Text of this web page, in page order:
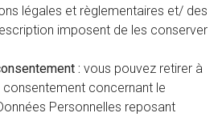
légales et règlementaires et/ des
imposent de les conserver
: vous pouvez retirer à
concernant le
Personnelles reposant